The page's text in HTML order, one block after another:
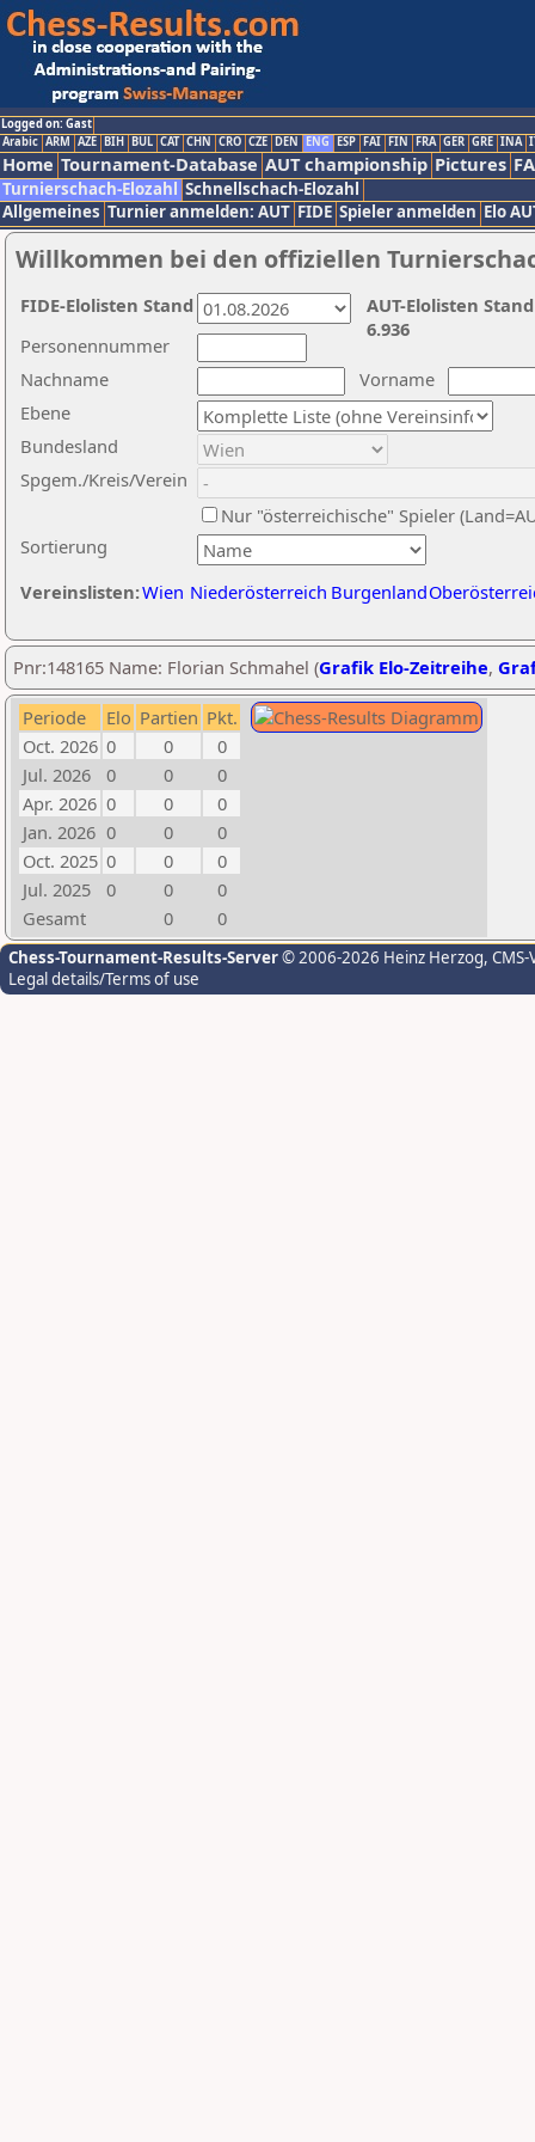
Logged on: Gast
Arabic ARM AZE BIH BUL CAT CHN CRO CZE DEN ENG ESP FAI FIN FRA GER GRE INA
Home Tournament-Database AUT championship Pictures
Turnierschach-Elozahl Schnellschach-Elozahl
Allgemeines Turnier anmelden: AUT FIDE Spieler anmelden Elo
Willkommen bei den offiziellen
Nachname
Vorname
Ebene
Sortierung
Personennummer
Bundesland
Spgem./Kreis/Verein
Nur "österreichische" Spieler
Vereinslisten:Wien Niederösterreich Burgenland
AUT-Elolisten
6.936
FIDE-Elolisten Stand
Pnr:148165 Name: Florian Schmahel (Grafik Elo-Zeitreihe,
Periode Elo Partien Pkt.
Oct. 2026 0 0
0
Jul. 2026
0 0
0
Apr. 2026 0 0
0
Jan. 2026 0 0
0
Oct. 2025 0 0
0
Jul. 2025
0 0
0
Gesamt
0 0
Chess-Tournament-Results-Server© 2006-2026 Heinz Herzog,
Legal details/Terms of use